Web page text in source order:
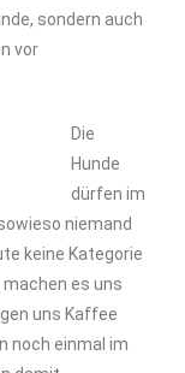
sondern auch
vor
Die
Hunde
dürfen im
niemand
keine Kategorie
machen es uns
uns Kaffee
noch einmal im